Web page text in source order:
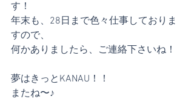
す！
年末も、28日まで色々仕事しておりま
すので、
何かありましたら、ご連絡下さいね！
夢はきっとKANAU！！
またね〜♪